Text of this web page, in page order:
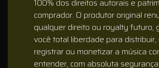
100% dos direitos autorais e
comprador. O produtor original
qualquer direito ou royalty futuro,
você total liberdade para distribuir,
registrar ou monetizar a música
entender, com absoluta